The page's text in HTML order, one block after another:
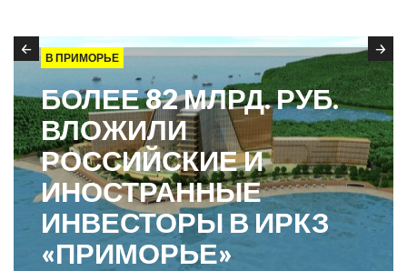
В ПРИМОРЬЕ
БОЛЕЕ 82 МЛРД. РУБ.
ВЛОЖИЛИ
РОССИЙСКИЕ И
ИНОСТРАННЫЕ
ИНВЕСТОРЫ В ИРКЗ
«ПРИМОРЬЕ»